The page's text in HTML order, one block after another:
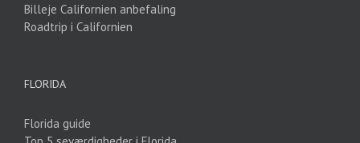
Billeje Californien anbefaling
Roadtrip i Californien
FLORIDA
Florida guide